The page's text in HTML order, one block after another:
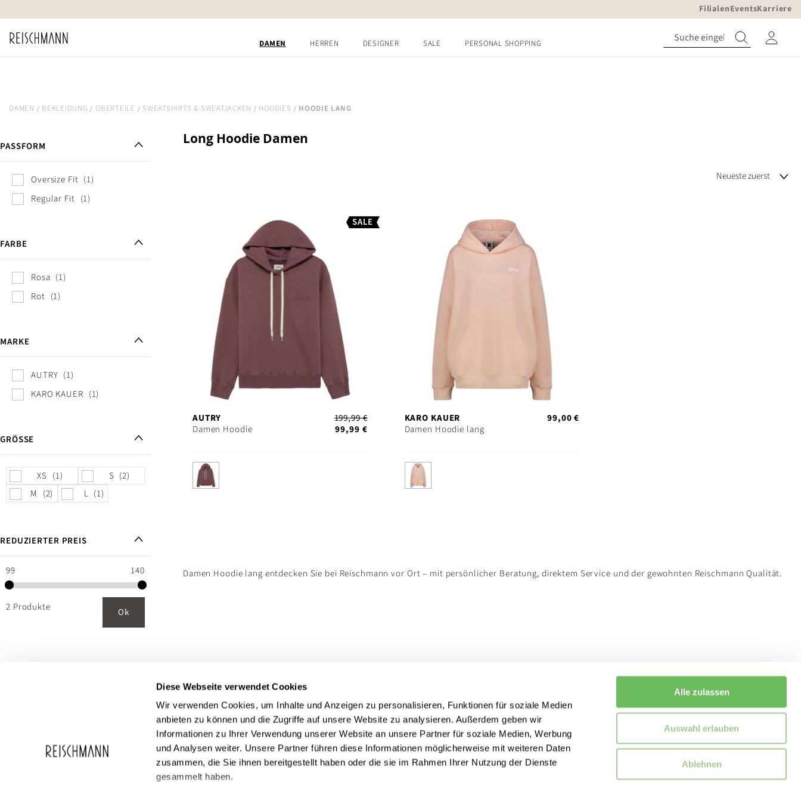
Diese Webseite verwendet Cookies
Wir verwenden Cookies, um Inhalte und Anzeigen zu personalisieren, Funktionen für soziale Medien
anbieten zu können und die Zugriffe auf unsere Website zu analysieren. Außerdem geben wir
Informationen zu Ihrer Verwendung unserer Website an unsere Partner für soziale Medien, Werbung
und Analysen weiter. Unsere Partner führen diese Informationen möglicherweise mit weiteren Daten
zusammen, die Sie ihnen bereitgestellt haben oder die sie im Rahmen Ihrer Nutzung der Dienste
gesammelt haben.
Alle zulassen
Auswahl erlauben
Ablehnen
Inhalt
springen
FilialenEventsKarriere
DAMEN HERREN DESIGNER SALE PERSONAL SHOPPING
DAMEN BEKLEIDUNG OBERTEILE SWEATSHIRTS & SWEATJACKEN HOODIES HOODIE LANG
Long Hoodie Damen
SALE
AUTRY
Damen Hoodie
199,99 €
99,99 €
KARO KAUER
Damen Hoodie lang
99,00 €
Damen Hoodie lang entdecken Sie bei Reischmann vor Ort – mit persönlicher Beratung, direktem Service und der gewohnten Reischmann Qualität.
PASSFORM
Oversize Fit
1
Regular Fit
1
FARBE
Rosa
1
Rot
1
MARKE
AUTRY
1
KARO KAUER
1
GRÖSSE
XS 1 S
2
M
2 L 1
REDUZIERTER PREIS
99 140
2 Produkte Ok
Reischmann
Über Reischmann